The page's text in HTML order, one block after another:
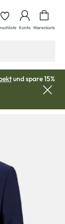
Konto Warenkorb
und spare 15%